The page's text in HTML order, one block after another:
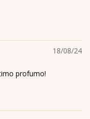
18/08/24
profumo!